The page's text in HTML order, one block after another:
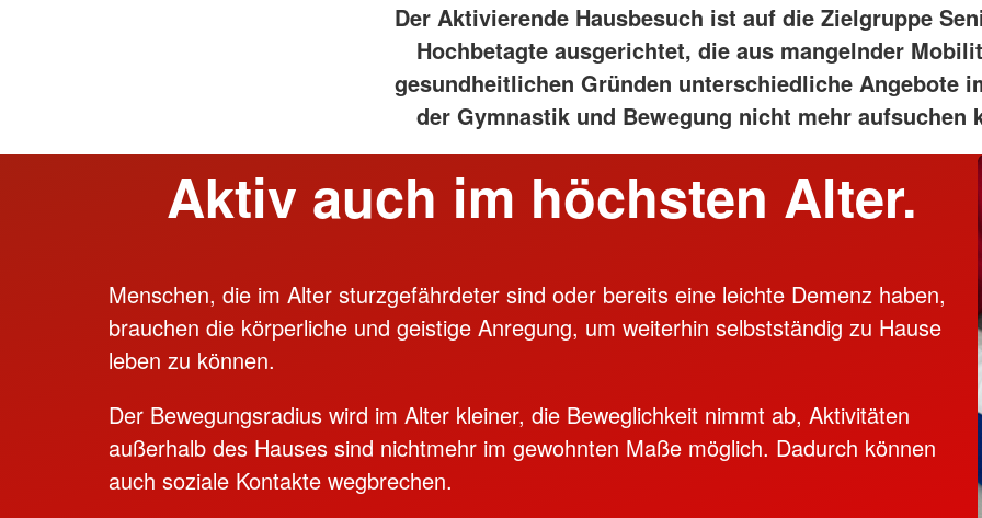
Der Aktivierende Hausbesuch ist auf die Zielgruppe
Hochbetagte ausgerichtet, die aus mangelnder
gesundheitlichen Gründen unterschiedliche Angebote
der Gymnastik und Bewegung nicht mehr aufsuchen
Aktiv auch im höchsten Alter.
Menschen, die im Alter sturzgefährdeter sind oder bereits eine leichte Demenz haben,
brauchen die körperliche und geistige Anregung, um weiterhin selbstständig zu Hause
leben zu können.
Der Bewegungsradius wird im Alter kleiner, die Beweglichkeit nimmt ab, Aktivitäten
außerhalb des Hauses sind nichtmehr im gewohnten Maße möglich. Dadurch können
auch soziale Kontakte wegbrechen.